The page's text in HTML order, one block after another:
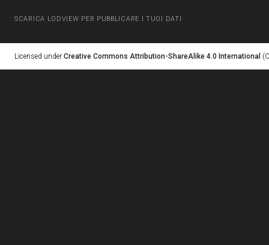
SCARICA LODVIEW PER PUBBLICARE I TUOI DATI
Licensed under Creative Commons Attribution-ShareAlike 4.0 International